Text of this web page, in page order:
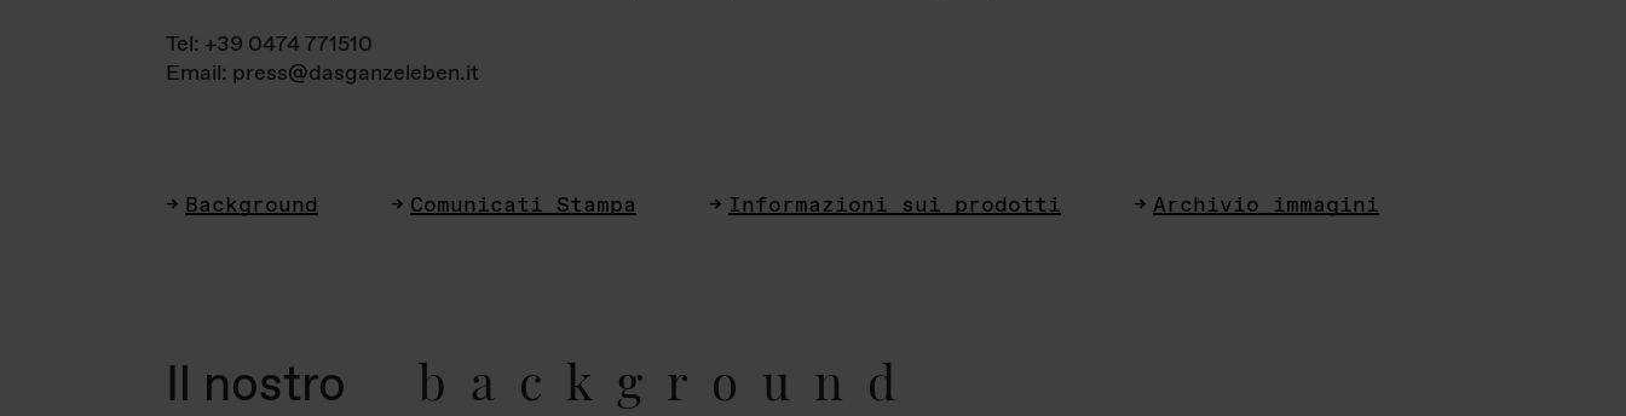
Tel: +39 0474 771510
Email: press@dasganzeleben.it
Background Comunicati Stampa Informazioni sui prodotti Archivio immagini
Il nostro background